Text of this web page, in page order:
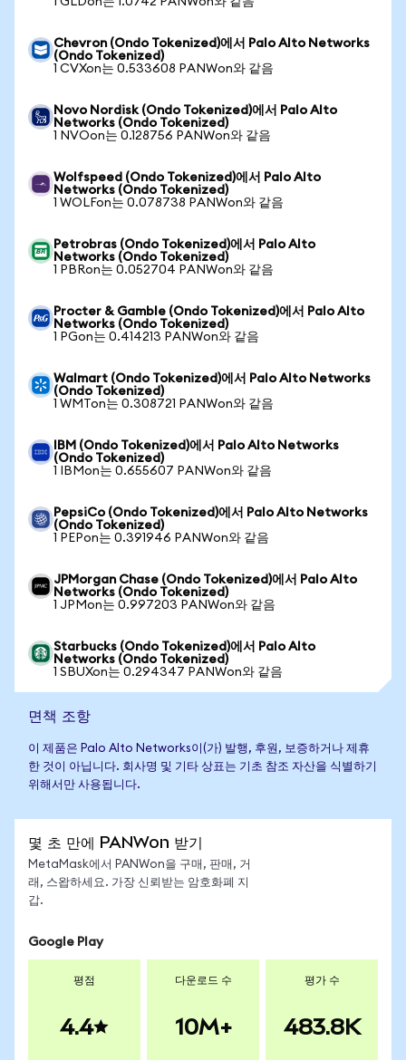
Chevron (Ondo Tokenized)에서 Palo Alto Networks
(Ondo Tokenized)
1 CVXon는 0.533608 PANWon와 같음
Novo Nordisk (Ondo Tokenized)에서 Palo Alto
Networks (Ondo Tokenized)
1 NVOon는 0.128756 PANWon와 같음
Wolfspeed (Ondo Tokenized)에서 Palo Alto
Networks (Ondo Tokenized)
1 WOLFon는 0.078738 PANWon와 같음
Petrobras (Ondo Tokenized)에서 Palo Alto
Networks (Ondo Tokenized)
1 PBRon는 0.052704 PANWon와 같음
Procter & Gamble (Ondo Tokenized)에서 Palo Alto
Networks (Ondo Tokenized)
1 PGon는 0.414213 PANWon와 같음
Walmart (Ondo Tokenized)에서 Palo Alto Networks
(Ondo Tokenized)
1 WMTon는 0.308721 PANWon와 같음
IBM (Ondo Tokenized)에서 Palo Alto Networks
(Ondo Tokenized)
1 IBMon는 0.655607 PANWon와 같음
PepsiCo (Ondo Tokenized)에서 Palo Alto Networks
(Ondo Tokenized)
1 PEPon는 0.391946 PANWon와 같음
JPMorgan Chase (Ondo Tokenized)에서 Palo Alto
Networks (Ondo Tokenized)
1 JPMon는 0.997203 PANWon와 같음
Starbucks (Ondo Tokenized)에서 Palo Alto
Networks (Ondo Tokenized)
1 SBUXon는 0.294347 PANWon와 같음
면책 조항
이 제품은 Palo Alto Networks이(가) 발행, 후원, 보증하거나 제휴
한 것이 아닙니다. 회사명 및 기타 상표는 기초 참조 자산을 식별하기
위해서만 사용됩니다.
몇 초 만에 PANWon 받기
MetaMask에서 PANWon을 구매, 판매, 거
래, 스왑하세요. 가장 신뢰받는 암호화폐 지
갑.
Google Play
평점
4.4
다운로드 수
10M+
평가 수
483.8K